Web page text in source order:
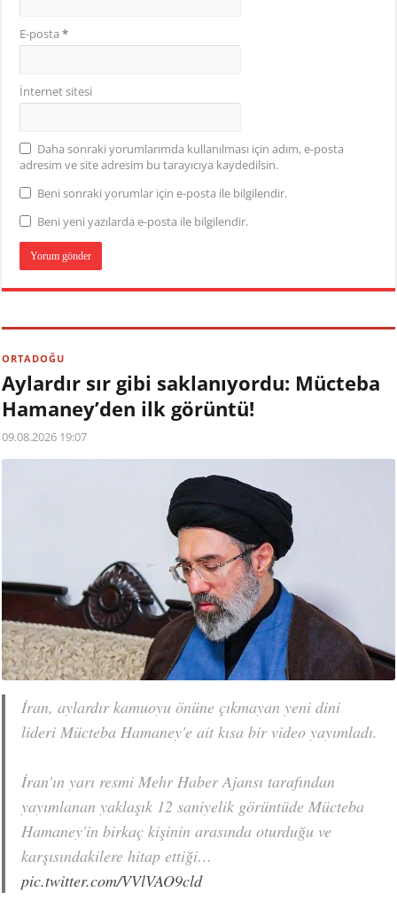
E-posta*
İnternet sitesi
Daha sonraki yorumlarımda kullanılması için adım, e-posta
adresim ve site adresim bu tarayıcıya kaydedilsin.
Beni sonraki yorumlar için e-posta ile bilgilendir.
Beni yeni yazılarda e-posta ile bilgilendir.
ORTADOĞU
Aylardır sır gibi saklanıyordu: Mücteba
Hamaney’den ilk görüntü!
09.08.2026 19:07
İran, aylardır kamuoyu önüne çıkmayan yeni dini
lideri Mücteba Hamaney'e ait kısa bir video yayımladı.
İran'ın yarı resmi Mehr Haber Ajansı tarafından
yayımlanan yaklaşık 12 saniyelik görüntüde Mücteba
Hamaney'in birkaç kişinin arasında oturduğu ve
karşısındakilere hitap ettiği…
pic.twitter.com/VVlVAO9cld